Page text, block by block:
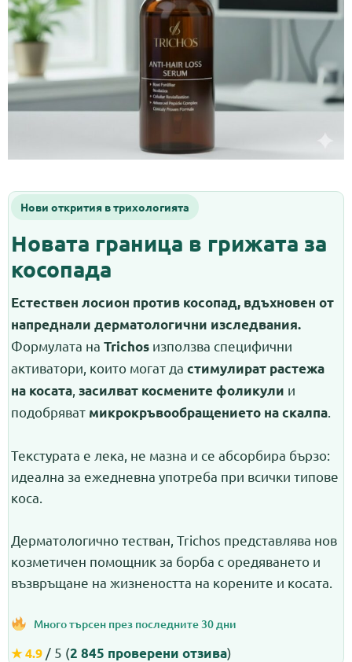
Нови открития в трихологията
Новата граница в грижата за
косопада
Естествен лосион против косопад, вдъхновен от
напреднали дерматологични изследвания.
Формулата на Trichos използва специфични
активатори, които могат да стимулират растежа
на косата засилват космените фоликули и
подобряват микрокръвообращението на скалпа
Текстурата е лека, не мазна и се абсорбира бързо:
идеална за ежедневна употреба при всички типове
коса.
Дерматологично тестван, Trichos представлява нов
козметичен помощник за борба с оредяването и
възвръщане на жизнеността на корените и косата.
Много търсен през последните 30 дни
★ 4.9 / 5 (2 845 проверени отзива)